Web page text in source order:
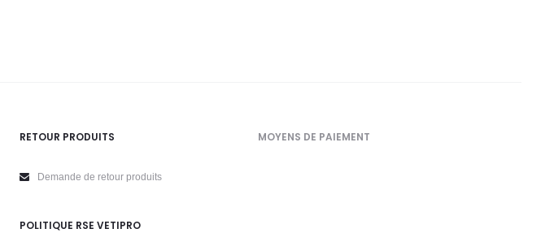
RETOUR PRODUITS
Demande de retour produits
POLITIQUE RSE VETIPRO
MOYENS DE PAIEMENT